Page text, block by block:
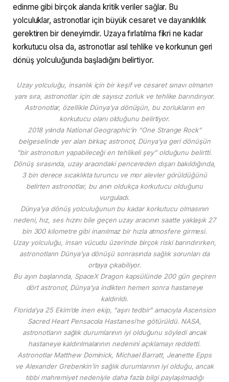
edinme gibi birçok alanda kritik veriler sağlar. Bu
yolculuklar, astronotlar için büyük cesaret ve dayanıklılık
gerektiren bir deneyimdir. Uzaya fırlatılma fikri ne kadar
korkutucu olsa da, astronotlar asıl tehlike ve korkunun geri
dönüş yolculuğunda başladığını belirtiyor.
Uzay yolculuğu, insanlık için bir keşif ve cesaret sınavı olmanın
yanı sıra, astronotlar için de sayısız zorluk ve tehlike barındırıyor.
Astronotlar, özellikle Dünya’ya dönüşün, bu zorlukların en
korkutucu olanı olduğunu belirtiyor.
2018 yılında National Geographic’in “One Strange Rock”
belgeselinde yer alan birkaç astronot, Dünya’ya geri dönüşün
“bir astronotun yapabileceği en tehlikeli şey” olduğunu belirtti.
Dönüş sırasında, uzay aracındaki pencereden dışarı bakıldığında,
3 bin derece sıcaklıkta turuncu ve mor alevler görüldüğünü
belirten astronotlar, bu anın oldukça korkutucu olduğunu
vurguladı.
Dünya’ya dönüş yolculuğunun bu kadar korkutucu olmasının
nedeni, hız, ses hızını bile geçen uzay aracının saatte yaklaşık 27
bin 300 kilometre gibi inanılmaz bir hızla atmosfere girmesi.
Uzay yolculuğu, insan vücudu üzerinde birçok riski barındırırken,
astronotların Dünya’ya dönüşü sonrasında sağlık sorunları da
ortaya çıkabiliyor.
Bu ayın başlarında, SpaceX Dragon kapsülünde 200 gün geçiren
dört astronot, Dünya’ya indikten hemen sonra hastaneye
kaldırıldı.
Florida’ya 25 Ekim’de inen ekip, “aşırı tedbir” amacıyla Ascension
Sacred Heart Pensacola Hastanesi’ne götürüldü. NASA,
astronotların sağlık durumlarının iyi olduğunu söyledi ancak
hastaneye kaldırılmalarının nedenini açıklamayı reddetti.
Astronotlar Matthew Dominick, Michael Barratt, Jeanette Epps
ve Alexander Grebenkin’in sağlık durumlarının iyi olduğu, ancak
tıbbi mahremiyet nedeniyle daha fazla bilgi paylaşılmadığı